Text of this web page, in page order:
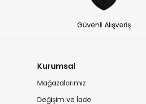
Güvenli Alışveriş
Kurumsal
Mağazalarımız
Değişim ve İade